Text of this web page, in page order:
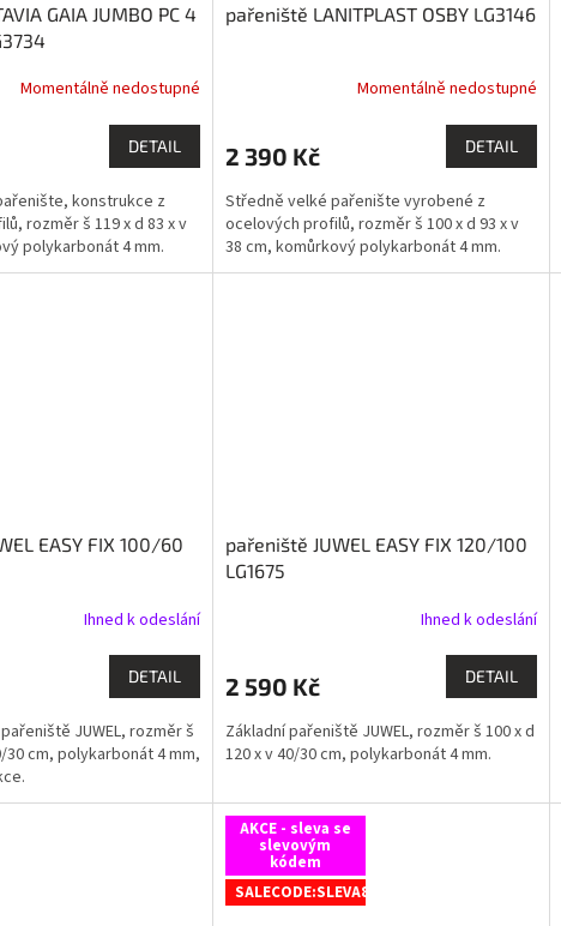
GAIA JUMBO PC 4
Momentálně nedostupné
DETAIL
konstrukce z
rozměr š 119 x d 83 x v
polykarbonát 4 mm.
pařeniště LANITPLAST OSBY LG3146
Momentálně nedostupné
2 390 Kč DETAIL
Středně velké pařenište vyrobené z
ocelových profilů, rozměr š 100 x d 93 x v
38 cm, komůrkový polykarbonát 4 mm.
EASY FIX 100/60
Ihned k odeslání
DETAIL
JUWEL, rozměr š
30 cm, polykarbonát 4 mm,
pařeniště JUWEL EASY FIX 120/100
LG1675
Ihned k odeslání
2 590 Kč DETAIL
Základní pařeniště JUWEL, rozměr š 100 x d
120 x v 40/30 cm, polykarbonát 4 mm.
AKCE - sleva se
slevovým
kódem
SALECODE:SLEVA8:8:%